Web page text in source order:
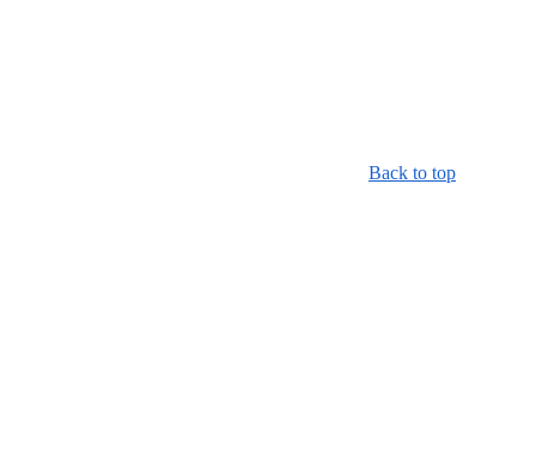
Back to top